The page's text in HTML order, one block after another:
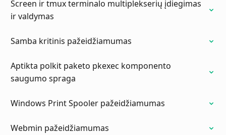
Screen ir tmux terminalo multiplekserių įdiegimas
ir valdymas
Samba kritinis pažeidžiamumas
Aptikta polkit paketo pkexec komponento
saugumo spraga
Windows Print Spooler pažeidžiamumas
Webmin pažeidžiamumas